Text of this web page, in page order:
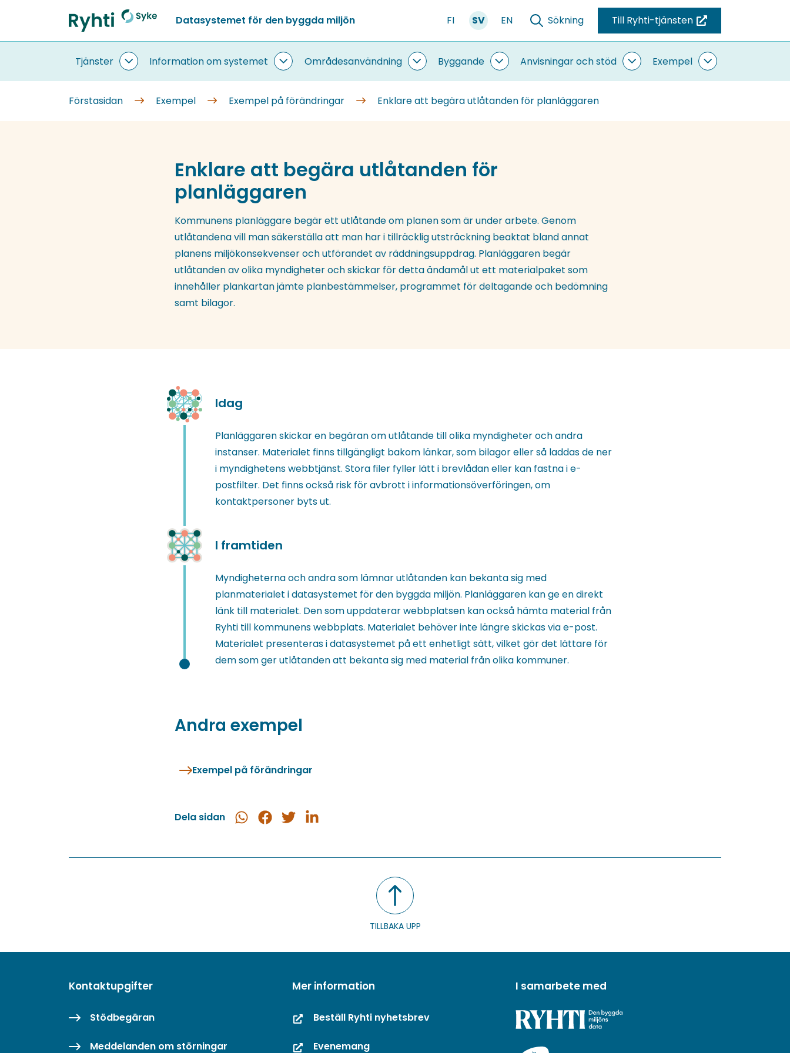
till
innehållet
Förstasidan
Datasystemet för den byggda miljön FI SV EN Sökning Till Ryhti-tjänsten
(du
blir
omdirigerad
Tjänster
Tjänster
undersidor
Information om systemet
Information
om
undersidor
Områdesanvändning
Områdesanvändning
undersidor
Byggande
Byggande
undersidor
Anvisningar och stöd
Anvisningar
och
Exempel
Exempel
undersidor
Förstasidan
Exempel Exempel på förändringar Enklare att begära utlåtanden för planläggaren
Enklare att begära utlåtanden för
planläggaren
Kommunens planläggare begär ett utlåtande om planen som är under arbete. Genom
utlåtandena vill man säkerställa att man har i tillräcklig utsträckning beaktat bland annat
planens miljökonsekvenser och utförandet av räddningsuppdrag. Planläggaren begär
utlåtanden av olika myndigheter och skickar för detta ändamål ut ett materialpaket som
innehåller plankartan jämte planbestämmelser, programmet för deltagande och bedömning
samt bilagor.
Idag
Planläggaren skickar en begäran om utlåtande till olika myndigheter och andra
instanser. Materialet finns tillgängligt bakom länkar, som bilagor eller så laddas de ner
i myndighetens webbtjänst. Stora filer fyller lätt i brevlådan eller kan fastna i e-
postfilter. Det finns också risk för avbrott i informationsöverföringen, om
kontaktpersoner byts ut.
I framtiden
Myndigheterna och andra som lämnar utlåtanden kan bekanta sig med
planmaterialet i datasystemet för den byggda miljön. Planläggaren kan ge en direkt
länk till materialet. Den som uppdaterar webbplatsen kan också hämta material från
Ryhti till kommunens webbplats. Materialet behöver inte längre skickas via e-post.
Materialet presenteras i datasystemet på ett enhetligt sätt, vilket gör det lättare för
dem som ger utlåtanden att bekanta sig med material från olika kommuner.
Andra exempel
Exempel på förändringar
Dela sidan
Dela
Dela
Dela
Dela
TILLBAKA UPP
Kontaktupgifter
Stödbegäran
Meddelanden om störningar
Mer information
Beställ Ryhti nyhetsbrev
Evenemang
I samarbete med